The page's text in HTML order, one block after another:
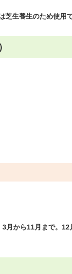
生養生のため使用
月から11月まで。